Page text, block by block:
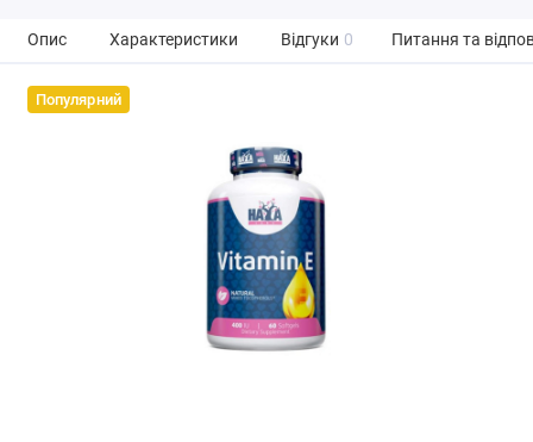
Опис Характеристики Відгуки 0 Питання та
Популярний